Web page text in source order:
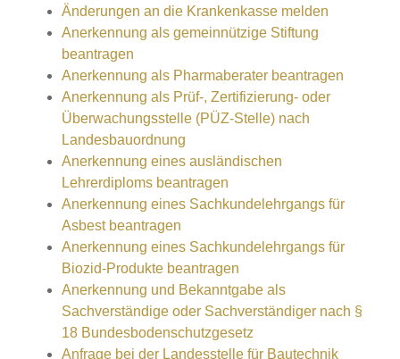
Änderungen an die Krankenkasse melden
Anerkennung als gemeinnützige Stiftung
beantragen
Anerkennung als Pharmaberater beantragen
Anerkennung als Prüf-, Zertifizierung- oder
Überwachungsstelle (PÜZ-Stelle) nach
Landesbauordnung
Anerkennung eines ausländischen
Lehrerdiploms beantragen
Anerkennung eines Sachkundelehrgangs für
Asbest beantragen
Anerkennung eines Sachkundelehrgangs für
Biozid-Produkte beantragen
Anerkennung und Bekanntgabe als
Sachverständige oder Sachverständiger nach §
18 Bundesbodenschutzgesetz
Anfrage bei der Landesstelle für Bautechnik